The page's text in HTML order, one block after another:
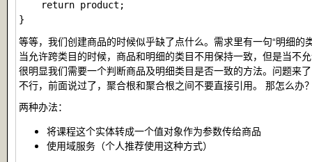
    return product;
等等，我们创建商品的时候似乎缺了点什么。需求里有一句“明细
当允许跨类目的时候，商品和明细的类目不用保持一致，但是当不
很明显我们需要一个判断商品及明细类目是否一致的方法。问题来
不行，前面说过了，聚合根和聚合根之间不要直接引用。 那怎么办
两种办法：
将课程这个实体转成一个值对象作为参数传给商品
使用域服务（个人推荐使用这种方式）